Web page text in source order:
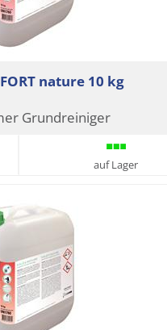
nature 10 kg
Grundreiniger
auf Lager